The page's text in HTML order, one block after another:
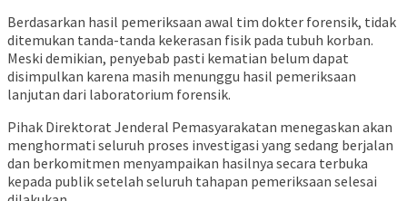
Berdasarkan hasil pemeriksaan awal tim dokter forensik, tidak
ditemukan tanda-tanda kekerasan fisik pada tubuh korban.
Meski demikian, penyebab pasti kematian belum dapat
disimpulkan karena masih menunggu hasil pemeriksaan
lanjutan dari laboratorium forensik.
Pihak Direktorat Jenderal Pemasyarakatan menegaskan akan
menghormati seluruh proses investigasi yang sedang berjalan
dan berkomitmen menyampaikan hasilnya secara terbuka
kepada publik setelah seluruh tahapan pemeriksaan selesai